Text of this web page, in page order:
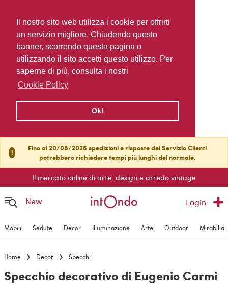
Il nostro sito web utilizza i cookie per offrirti
un servizio migliore. Chiudendo questo
banner, scorrendo questa pagina o
utilizzando il sito accetti questo utilizzo. Per
saperne di più, consulta i nostri
Cookie Policy
Ok!
!
Fino al 20/08/2026 spedizioni e risposte del Servizio Clienti
potrebbero richiedere tempi più lunghi del normale.
Il mercato online di arte, design e arredo vintage
New Login
Mobili Sedute Decor Illuminazione Arte Outdoor Mirabilia
Home Decor Specchi
Specchio decorativo di Eugenio Carmi